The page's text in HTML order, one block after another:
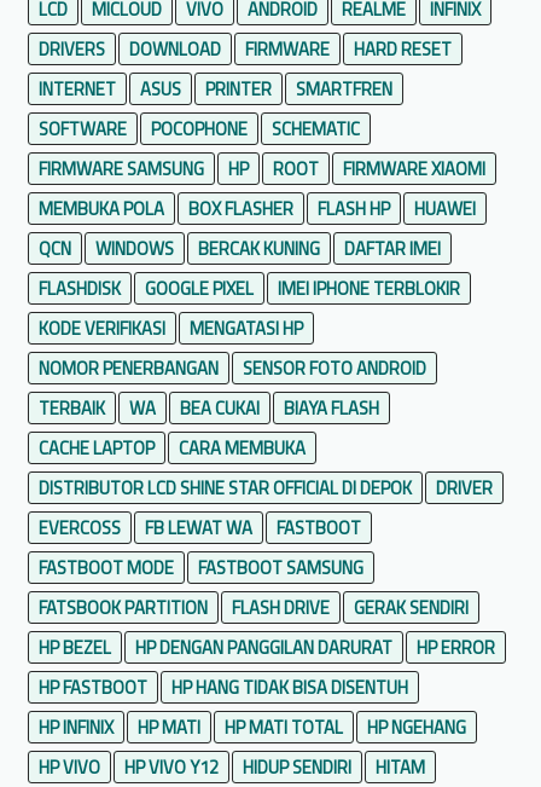
o
t
LCD
MICLOUD VIVO ANDROID REALME
INFINIX
DRIVERS
DOWNLOAD FIRMWARE
HARD RESET
INTERNET
ASUS PRINTER
SMARTFREN
SOFTWARE
POCOPHONE
SCHEMATIC
FIRMWARE SAMSUNG
HP ROOT
FIRMWARE XIAOMI
MEMBUKA POLA
BOX FLASHER FLASH HP
HUAWEI
QCN
WINDOWS BERCAK KUNING
DAFTAR IMEI
FLASHDISK
GOOGLE PIXEL
IMEI IPHONE TERBLOKIR
KODE VERIFIKASI
MENGATASI HP
NOMOR PENERBANGAN
SENSOR FOTO ANDROID
TERBAIK
WA BEA CUKAI
BIAYA FLASH
CACHE LAPTOP
CARA MEMBUKA
DISTRIBUTOR LCD SHINE STAR OFFICIAL DI DEPOK
DRIVER
EVERCOSS
FB LEWAT WA
FASTBOOT
FASTBOOT MODE
FASTBOOT SAMSUNG
FATSBOOK PARTITION
FLASH DRIVE
GERAK SENDIRI
HP BEZEL
HP DENGAN PANGGILAN DARURAT
HP ERROR
HP FASTBOOT
HP HANG TIDAK BISA DISENTUH
HP INFINIX
HP MATI HP MATI TOTAL
HP NGEHANG
HP VIVO
HP VIVO Y12 HIDUP SENDIRI
HITAM